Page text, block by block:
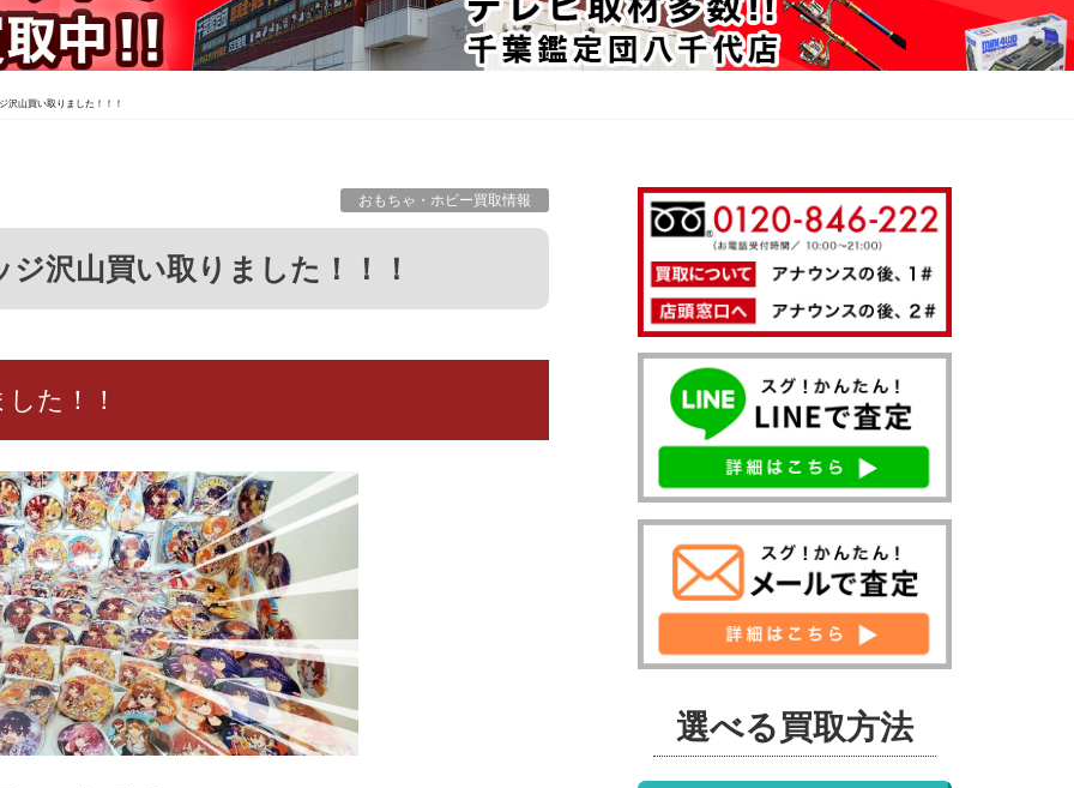
沢山買い取りました！！！
おもちゃ・ホビー買取情報
ジ沢山買い取りました！！！
た！！
選べる買取方法